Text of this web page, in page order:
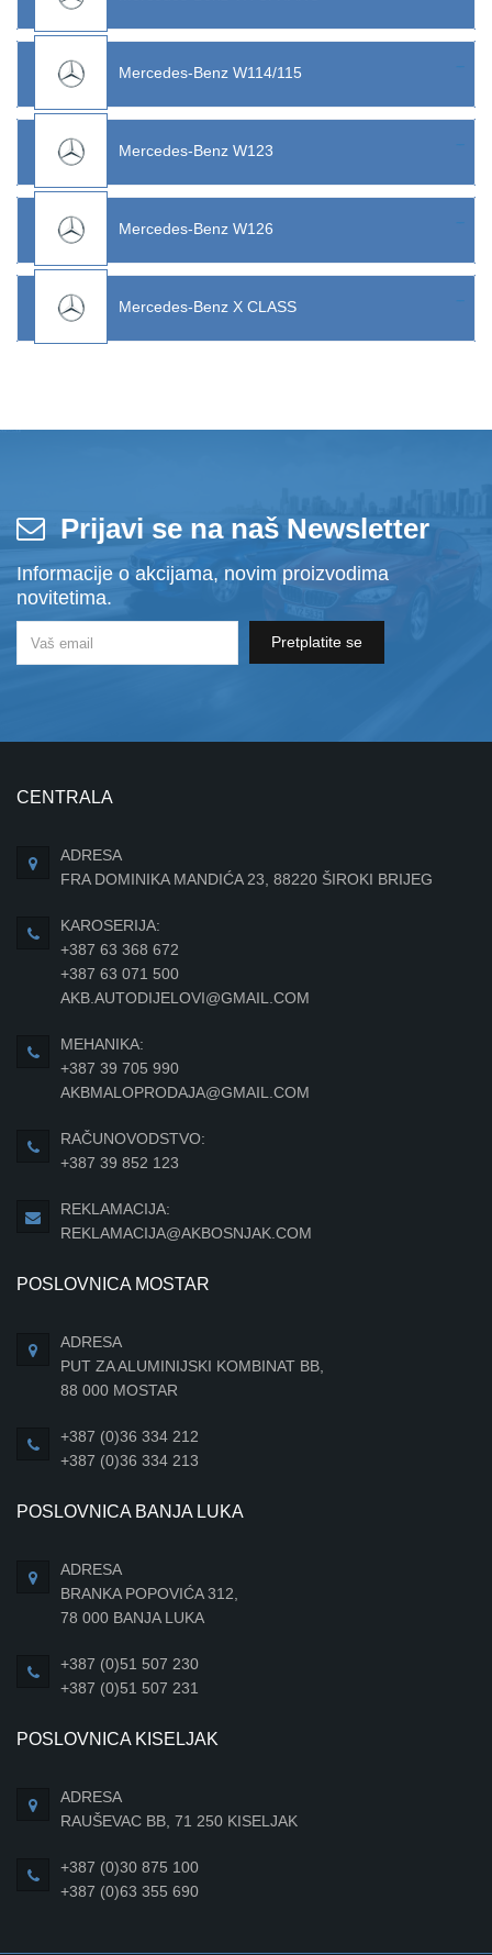
Mercedes-Benz W114/115
Mercedes-Benz W123
Mercedes-Benz W126
Mercedes-Benz X CLASS
Prijavi se na naš Newsletter
Informacije o akcijama, novim proizvodima
novitetima.
Pretplatite se
CENTRALA
ADRESA
FRA DOMINIKA MANDIĆA 23, 88220 ŠIROKI BRIJEG
KAROSERIJA:
+387 63 368 672
+387 63 071 500
AKB.AUTODIJELOVI@GMAIL.COM
MEHANIKA:
+387 39 705 990
AKBMALOPRODAJA@GMAIL.COM
RAČUNOVODSTVO:
+387 39 852 123
REKLAMACIJA:
REKLAMACIJA@AKBOSNJAK.COM
POSLOVNICA MOSTAR
ADRESA
PUT ZA ALUMINIJSKI KOMBINAT BB,
88 000 MOSTAR
+387 (0)36 334 212
+387 (0)36 334 213
POSLOVNICA BANJA LUKA
ADRESA
BRANKA POPOVIĆA 312,
78 000 BANJA LUKA
+387 (0)51 507 230
+387 (0)51 507 231
POSLOVNICA KISELJAK
ADRESA
RAUŠEVAC BB, 71 250 KISELJAK
+387 (0)30 875 100
+387 (0)63 355 690